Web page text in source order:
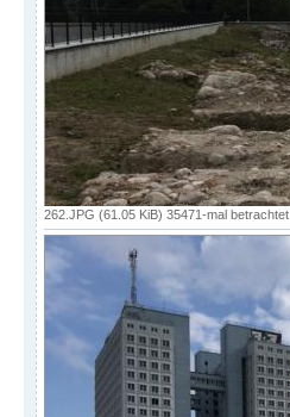
262.JPG (61.05 KiB) 35471-mal betrachtet